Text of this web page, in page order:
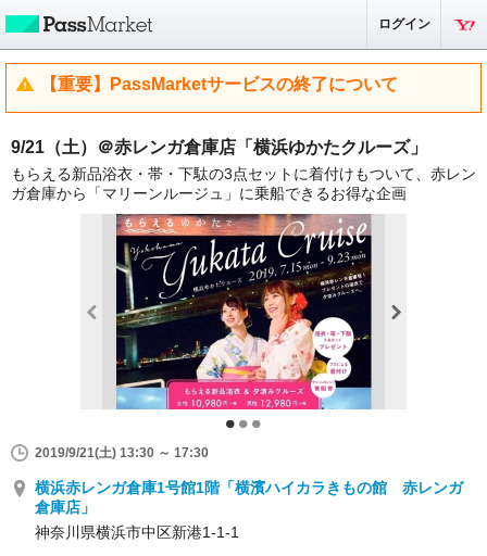
ログイン
【重要】PassMarketサービスの終了について
9/21（土）＠赤レンガ倉庫店「横浜ゆかたクルーズ」
もらえる新品浴衣・帯・下駄の3点セットに着付けもついて、赤レン
ガ倉庫から「マリーンルージュ」に乗船できるお得な企画
2019/9/21(土) 13:30 ～ 17:30
横浜赤レンガ倉庫1号館1階「横濱ハイカラきもの館 赤レンガ
倉庫店」
神奈川県横浜市中区新港1-1-1